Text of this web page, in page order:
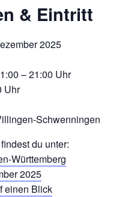
& Eintritt
2025
– 21:00 Uhr
Uhr
Schwenningen
du unter:
Württemberg
2025
einen Blick